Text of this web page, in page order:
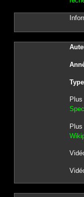
Type
Plus